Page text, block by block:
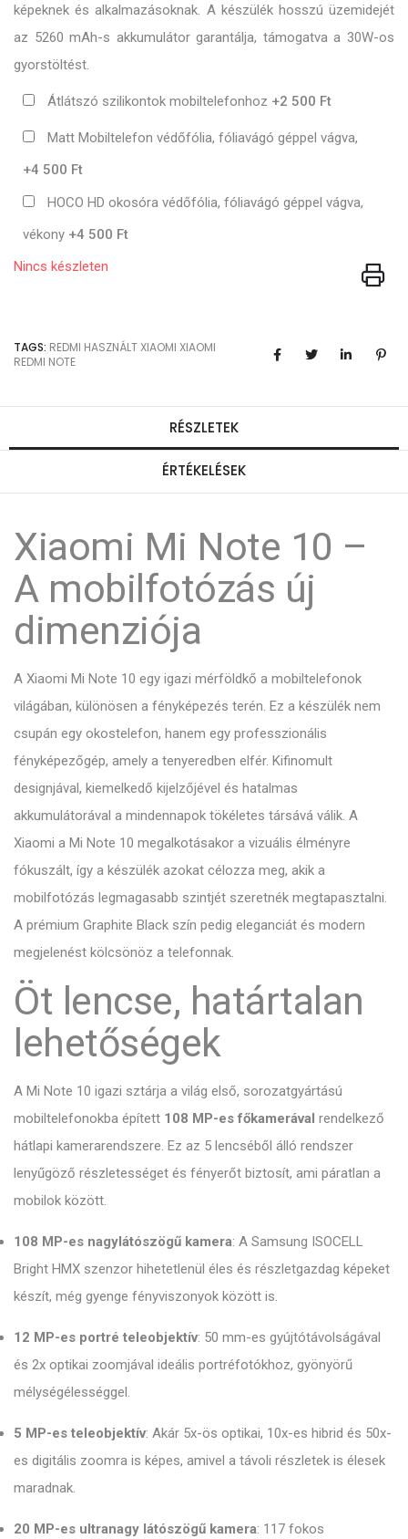
képeknek és alkalmazásoknak. A készülék hosszú üzemidejét
az 5260 mAh-s akkumulátor garantálja, támogatva a 30W-os
gyorstöltést.
Átlátszó szilikontok mobiltelefonhoz +2 500 Ft
Matt Mobiltelefon védőfólia, fóliavágó géppel vágva,
+4 500 Ft
HOCO HD okosóra védőfólia, fóliavágó géppel vágva,
vékony +4 500 Ft
Nincs készleten
TAGS: REDMI HASZNÁLT XIAOMI XIAOMI
REDMI NOTE
RÉSZLETEK
ÉRTÉKELÉSEK
Xiaomi Mi Note 10 –
A mobilfotózás új
dimenziója
A Xiaomi Mi Note 10 egy igazi mérföldkő a mobiltelefonok
világában, különösen a fényképezés terén. Ez a készülék nem
csupán egy okostelefon, hanem egy professzionális
fényképezőgép, amely a tenyeredben elfér. Kifinomult
designjával, kiemelkedő kijelzőjével és hatalmas
akkumulátorával a mindennapok tökéletes társává válik. A
Xiaomi a Mi Note 10 megalkotásakor a vizuális élményre
fókuszált, így a készülék azokat célozza meg, akik a
mobilfotózás legmagasabb szintjét szeretnék megtapasztalni.
A prémium Graphite Black szín pedig eleganciát és modern
megjelenést kölcsönöz a telefonnak.
Öt lencse, határtalan
lehetőségek
A Mi Note 10 igazi sztárja a világ első, sorozatgyártású
mobiltelefonokba épített 108 MP-es főkamerával rendelkező
hátlapi kamerarendszere. Ez az 5 lencséből álló rendszer
lenyűgöző részletességet és fényerőt biztosít, ami páratlan a
mobilok között.
108 MP-es nagylátószögű kamera: A Samsung ISOCELL
Bright HMX szenzor hihetetlenül éles és részletgazdag képeket
készít, még gyenge fényviszonyok között is.
12 MP-es portré teleobjektív: 50 mm-es gyújtótávolságával
és 2x optikai zoomjával ideális portréfotókhoz, gyönyörű
mélységélességgel.
5 MP-es teleobjektív: Akár 5x-ös optikai, 10x-es hibrid és 50x-
es digitális zoomra is képes, amivel a távoli részletek is élesek
maradnak.
20 MP-es ultranagy látószögű kamera: 117 fokos